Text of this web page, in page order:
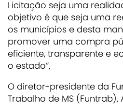
Licitação seja uma
objetivo é que seja uma
os municípios e desta
promover uma compra
eficiente, transparente e
o estado”,
O diretor-presidente da
Trabalho de MS (Funtrab),